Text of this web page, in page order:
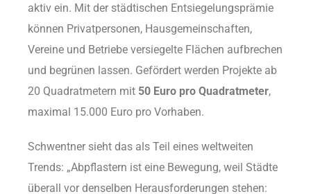
aktiv ein. Mit der städtischen Entsiegelungsprämie
können Privatpersonen, Hausgemeinschaften,
Vereine und Betriebe versiegelte Flächen aufbrechen
und begrünen lassen. Gefördert werden Projekte ab
20 Quadratmetern mit 50 Euro pro Quadratmeter,
maximal 15.000 Euro pro Vorhaben.
Schwentner sieht das als Teil eines weltweiten
Trends: „Abpflastern ist eine Bewegung, weil Städte
überall vor denselben Herausforderungen stehen: